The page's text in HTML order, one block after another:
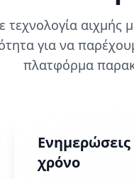
τεχνολογία
για να
πλατφόρμα
χρόνο